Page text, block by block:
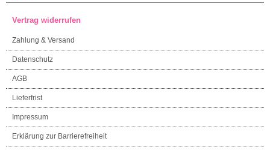
Vertrag widerrufen
Zahlung & Versand
Datenschutz
AGB
Lieferfrist
Impressum
Erklärung zur Barrierefreiheit